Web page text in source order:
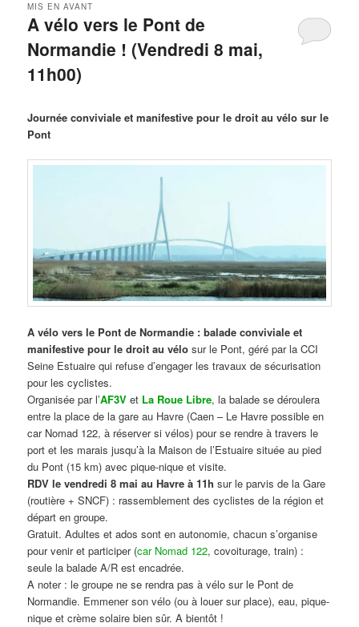
A vélo vers le Pont de
Normandie ! (Vendredi 8 mai,
11h00)
MIS EN AVANT
Journée conviviale et manifestive pour le droit au vélo sur le
Pont
A vélo vers le Pont de Normandie : balade conviviale et
manifestive pour le droit au vélo sur le Pont, géré par la CCI
Seine Estuaire qui refuse d’engager les travaux de sécurisation
pour les cyclistes.
Organisée par l’AF3V et La Roue Libre, la balade se déroulera
entre la place de la gare au Havre (Caen – Le Havre possible en
car Nomad 122, à réserver si vélos) pour se rendre à travers le
port et les marais jusqu’à la Maison de l’Estuaire située au pied
du Pont (15 km) avec pique-nique et visite.
RDV le vendredi 8 mai au Havre à 11h sur le parvis de la Gare
(routière + SNCF) : rassemblement des cyclistes de la région et
départ en groupe.
Gratuit. Adultes et ados sont en autonomie, chacun s’organise
pour venir et participer (car Nomad 122, covoiturage, train) :
seule la balade A/R est encadrée.
A noter : le groupe ne se rendra pas à vélo sur le Pont de
Normandie. Emmener son vélo (ou à louer sur place), eau, pique-
nique et crème solaire bien sûr. A bientôt !